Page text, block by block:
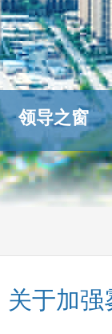
领导之窗
关于加